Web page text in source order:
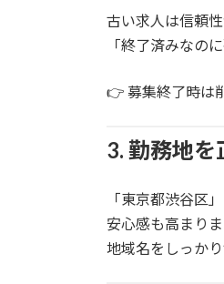
古い求人は信頼性
「終了済みなの
👉 募集終了時は
3. 勤務地を
「東京都渋谷区
安心感も高まりま
地域名をしっか